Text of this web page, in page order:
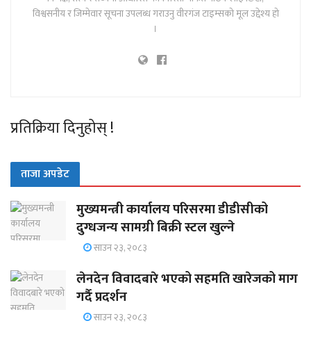
विश्वसनीय र जिम्मेवार सूचना उपलब्ध गराउनु वीरगंज टाइम्सको मूल उद्देश्य हो
।
प्रतिक्रिया दिनुहोस् !
ताजा अपडेट
मुख्यमन्त्री कार्यालय परिसरमा डीडीसीको
दुग्धजन्य सामग्री बिक्री स्टल खुल्ने
साउन २३, २०८३
लेनदेन विवादबारे भएको सहमति खारेजको माग
गर्दै प्रदर्शन
साउन २३, २०८३